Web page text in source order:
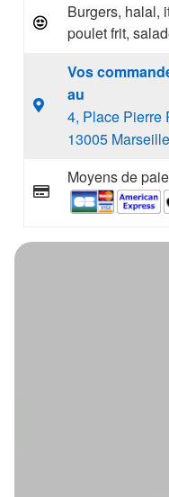
Burgers, halal,
poulet frit,
Vos
au
4, Place Pierre
13005 Marseille
Moyens de